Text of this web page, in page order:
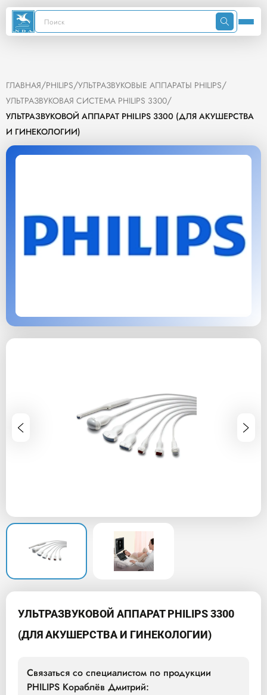
ГЛАВНАЯ/PHILIPS/УЛЬТРАЗВУКОВЫЕ АППАРАТЫ PHILIPS/
УЛЬТРАЗВУКОВАЯ СИСТЕМА PHILIPS 3300/
УЛЬТРАЗВУКОВОЙ АППАРАТ PHILIPS 3300 (ДЛЯ АКУШЕРСТВА
И ГИНЕКОЛОГИИ)
УЛЬТРАЗВУКОВОЙ АППАРАТ PHILIPS 3300
(ДЛЯ АКУШЕРСТВА И ГИНЕКОЛОГИИ)
Связаться со специалистом по продукции
PHILIPS Кораблёв Дмитрий: